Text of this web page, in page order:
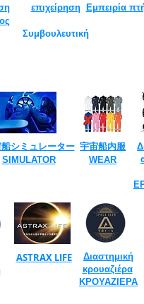
επιχείρηση
Συμβουλευτική
Εμπειρία
シミュレーター
​SIMULATOR
宇宙船内服
​WEAR
Διαστημική
κρουαζιέρα
ΚΡΟΥΑΖΙΕΡΑ
ASTRAX LIFE